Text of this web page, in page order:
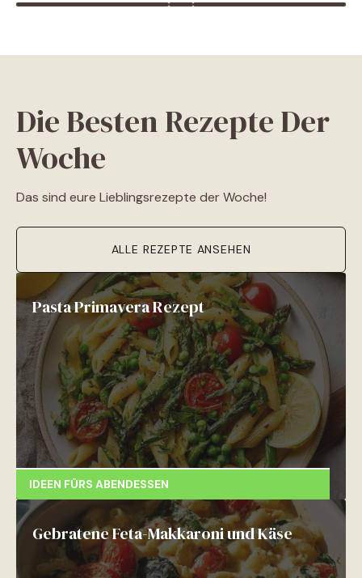
Die Besten Rezepte Der
Woche
Das sind eure Lieblingsrezepte der Woche!
ALLE REZEPTE ANSEHEN
Pasta Primavera Rezept
IDEEN FÜRS ABENDESSEN
Gebratene Feta-Makkaroni und Käse